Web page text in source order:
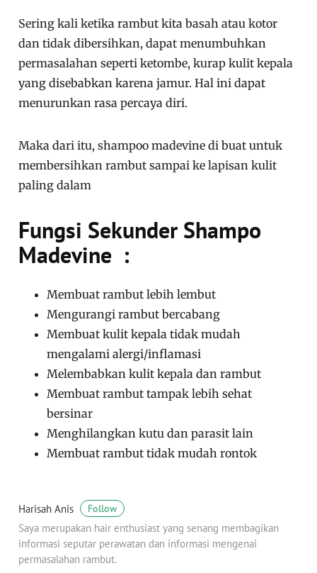
Sering kali ketika rambut kita basah atau kotor
dan tidak dibersihkan, dapat menumbuhkan
permasalahan seperti ketombe, kurap kulit kepala
yang disebabkan karena jamur. Hal ini dapat
menurunkan rasa percaya diri.
Maka dari itu, shampoo madevine di buat untuk
membersihkan rambut sampai ke lapisan kulit
paling dalam
Fungsi Sekunder Shampo
Madevine :
Membuat rambut lebih lembut
Mengurangi rambut bercabang
Membuat kulit kepala tidak mudah
mengalami alergi/inflamasi
Melembabkan kulit kepala dan rambut
Membuat rambut tampak lebih sehat
bersinar
Menghilangkan kutu dan parasit lain
Membuat rambut tidak mudah rontok
Harisah Anis Follow
Saya merupakan hair enthusiast yang senang membagikan
informasi seputar perawatan dan informasi mengenai
permasalahan rambut.